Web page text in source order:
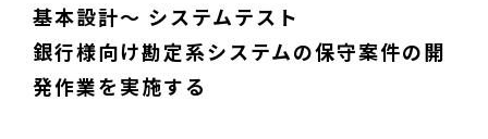
基本設計～ システムテスト
銀行様向け勘定系システムの保守案件の開
発作業を実施する